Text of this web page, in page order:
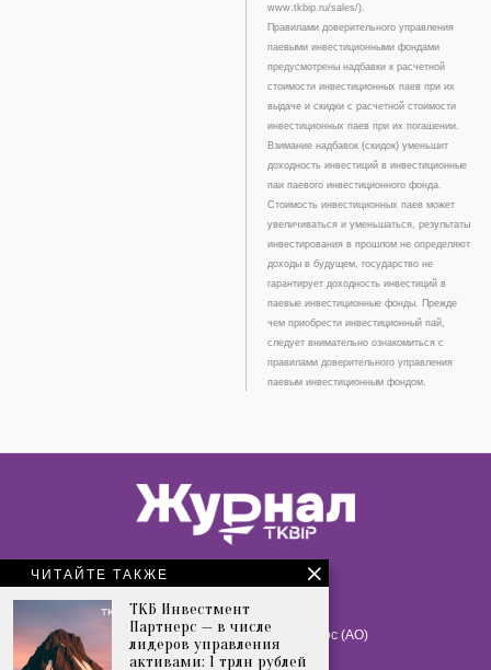
ЧИТАЙТЕ ТАКЖЕ
ТКБ Инвестмент
Партнерс — в числе
лидеров управления
активами: 1 трлн рублей
www.tkbip.ru/sales/).
Правилами доверительного управления
паевыми инвестиционными фондами
предусмотрены надбавки к расчетной
стоимости инвестиционных паев при их
выдаче и скидки с расчетной стоимости
инвестиционных паев при их погашении.
Взимание надбавок (скидок) уменьшит
доходность инвестиций в инвестиционные
паи паевого инвестиционного фонда.
Стоимость инвестиционных паев может
увеличиваться и уменьшаться, результаты
инвестирования в прошлом не определяют
доходы в будущем, государство не
гарантирует доходность инвестиций в
паевые инвестиционные фонды. Прежде
чем приобрести инвестиционный пай,
следует внимательно ознакомиться с
правилами доверительного управления
паевым инвестиционным фондом.
© 2026 ТКБ Инвестмент Партнерс (АО)